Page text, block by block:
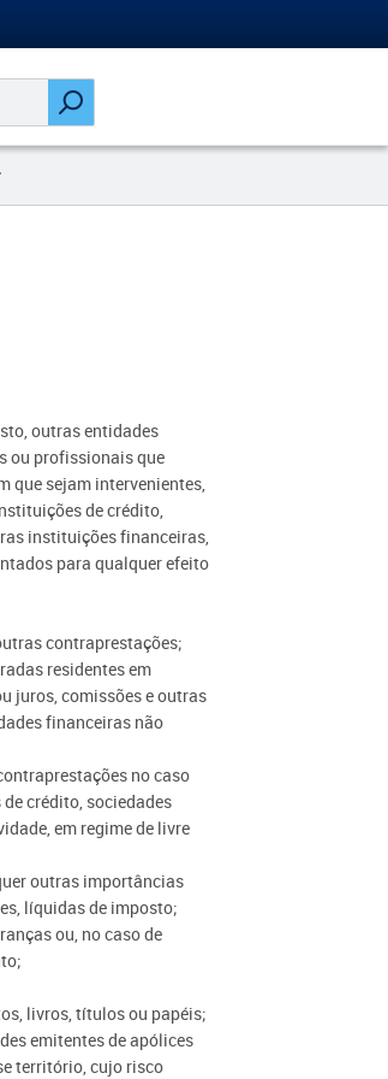
outras entidades
ou profissionais que
que sejam intervenientes,
de crédito,
instituições financeiras,
para qualquer efeito
contraprestações;
residentes em
juros, comissões e outras
financeiras não
no caso
crédito, sociedades
em regime de livre
outras importâncias
líquidas de imposto;
ou, no caso de
livros, títulos ou papéis;
emitentes de apólices
território, cujo risco